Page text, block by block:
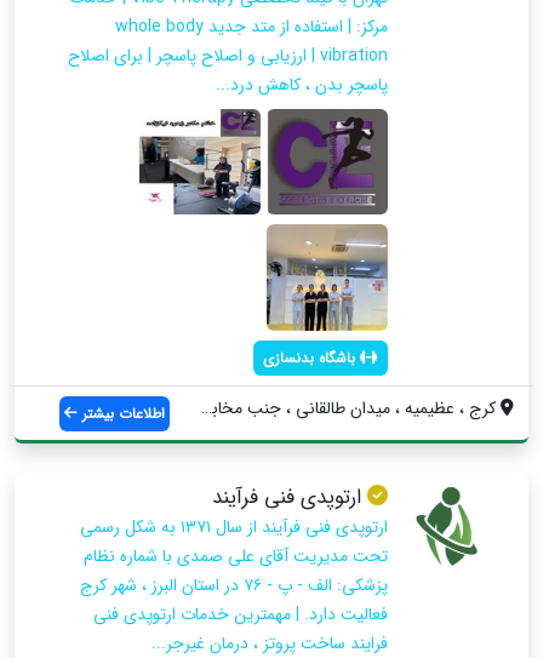
مرکز: | استفاده از متد جدید whole body
vibration | ارزیابی و اصلاح پاسچر | برای اصلاح
پاسچر بدن ، کاهش درد...
باشگاه بدنسازی
کرج ، عظیمیه ، میدان طالقانی ، جنب مخابر... اطلاعات بیشتر
ارتوپدی فنی فرآیند
ارتوپدی فنی فرآیند از سال ۱۳۷۱ به‌ شکل رسمی
تحت مدیریت آقای علی صمدی با شماره نظام
پزشکی: الف - پ - ۷۶ در استان البرز ، شهر کرج
فعالیت دارد. | مهمترین خدمات ارتوپدی فنی
فرایند ساخت پروتز ، درمان غیرجر...